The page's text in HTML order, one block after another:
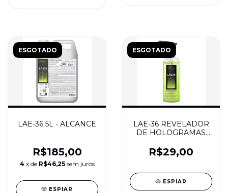
ESGOTADO
LAE-36 5L - ALCANCE
R$185,00
4 x de R$46,25 sem juros
ESPIAR
ESGOTADO
LAE-36 REVELADOR
DE HOLOGRAMAS
500ML - ALCANCE
R$29,00
ESPIAR